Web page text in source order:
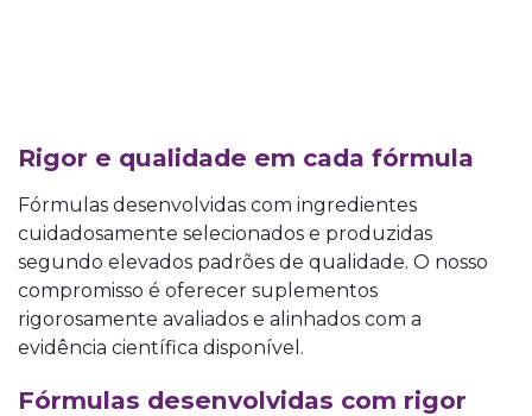
Rigor e qualidade em cada fórmula
Fórmulas desenvolvidas com ingredientes
cuidadosamente selecionados e produzidas
segundo elevados padrões de qualidade. O nosso
compromisso é oferecer suplementos
rigorosamente avaliados e alinhados com a
evidência científica disponível.
​Fórmulas desenvolvidas com rigor